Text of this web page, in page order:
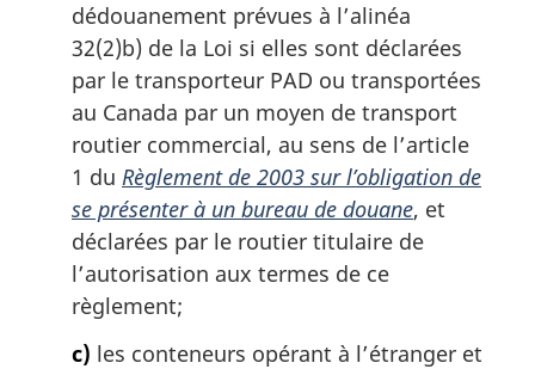
dédouanement prévues à l’alinéa
32(2)b) de la Loi si elles sont déclarées
par le transporteur PAD ou transportées
au Canada par un moyen de transport
routier commercial, au sens de l’article
1 du Règlement de 2003 sur l’obligation de
se présenter à un bureau de douane, et
déclarées par le routier titulaire de
l’autorisation aux termes de ce
règlement;
c) les conteneurs opérant à l’étranger et